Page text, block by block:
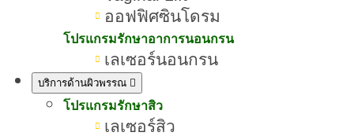
ออฟฟิศซินโดรม
โปรแกรมรักษาอาการนอนกรน
เลเซอร์นอนกรน
บริการด้านผิวพรรณ
โปรแกรมรักษาสิว
เลเซอร์สิว
หน้ากระจ่างใส